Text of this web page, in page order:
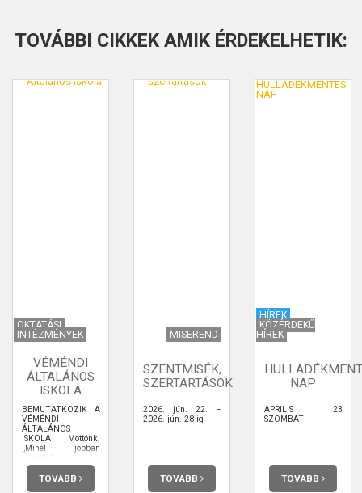
TOVÁBBI CIKKEK AMIK ÉRDEKELHETIK:
OKTATÁSI
INTÉZMÉNYEK
VÉMÉNDI
ÁLTALÁNOS
ISKOLA
BEMUTATKOZIK A
VÉMÉNDI
ÁLTALÁNOS
ISKOLA Mottónk:
„Minél jobban
ismerjük a
gyermeket, annál
jobban megértjük,
minél jobban
TOVÁBB
MISEREND
SZENTMISÉK,
SZERTARTÁSOK
2026. jún. 22. –
2026. jún. 28-ig
TOVÁBB
HÍREK
KÖZÉRDEKŰ
HÍREK
NAP
ÁPRILIS 23
SZOMBAT
TOVÁBB